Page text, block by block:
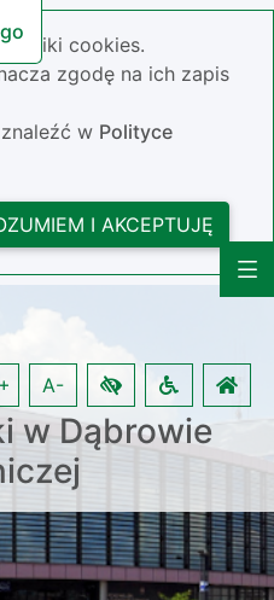
pliki cookies.
zgodę na ich zapis
w Polityce
I AKCEPTUJĘ
w Dąbrowie
A-